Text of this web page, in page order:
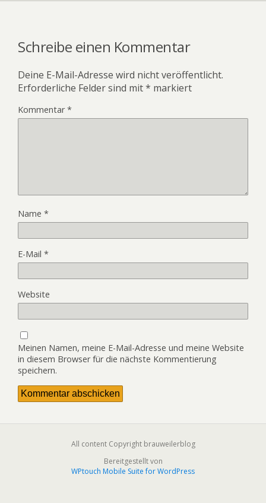
Schreibe einen Kommentar
Deine E-Mail-Adresse wird nicht veröffentlicht.
Erforderliche Felder sind mit* markiert
Kommentar*
Name *
E-Mail *
Website
Meinen Namen, meine E-Mail-Adresse und meine Website
in diesem Browser für die nächste Kommentierung
speichern.
All content Copyright brauweilerblog
Bereitgestellt von
WPtouch Mobile Suite for WordPress